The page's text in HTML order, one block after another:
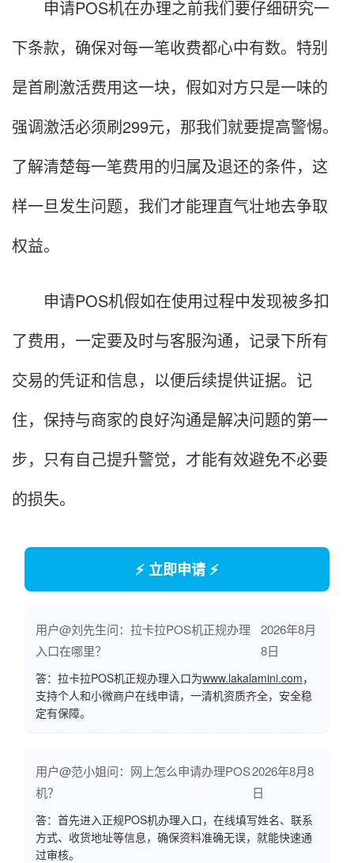
申请POS机在办理之前我们要仔细研究一
下条款，确保对每一笔收费都心中有数。特别
是首刷激活费用这一块，假如对方只是一味的
强调激活必须刷299元，那我们就要提高警惕。
了解清楚每一笔费用的归属及退还的条件，这
样一旦发生问题，我们才能理直气壮地去争取
权益。
申请POS机假如在使用过程中发现被多扣
了费用，一定要及时与客服沟通，记录下所有
交易的凭证和信息，以便后续提供证据。记
住，保持与商家的良好沟通是解决问题的第一
步，只有自己提升警觉，才能有效避免不必要
的损失。
⚡ 立即申请 ⚡
用户@刘先生问：拉卡拉POS机正规办理
入口在哪里？
2026年8月
8日
答：拉卡拉POS机正规办理入口为www.lakalamini.com，
支持个人和小微商户在线申请，一清机资质齐全，安全稳
定有保障。
用户@范小姐问：网上怎么申请办理POS
机？
2026年8月8
日
答：首先进入正规POS机办理入口，在线填写姓名、联系
方式、收货地址等信息，确保资料准确无误，就能快速通
过审核。